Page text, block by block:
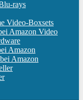
rays
Video-Boxsets
Amazon Video
Amazon
Amazon